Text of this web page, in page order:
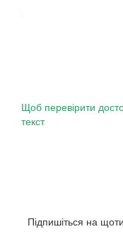
Щоб перевірити
текст
Підпишіться на